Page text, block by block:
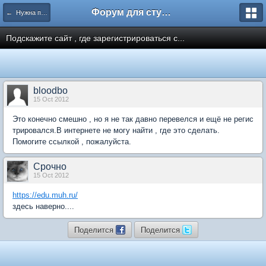
← Нужна помощь Форум для студента СГА
Подскажите сайт , где зарегистрироваться с...
bloodbo
15 Oct 2012
Это конечно смешно , но я не так давно перевелся и ещё не регис
трировался.В интернете не могу найти , где это сделать.
Помогите ссылкой , пожалуйста.
Срочно
15 Oct 2012
https://edu.muh.ru/
здесь наверно....
Поделится Поделится